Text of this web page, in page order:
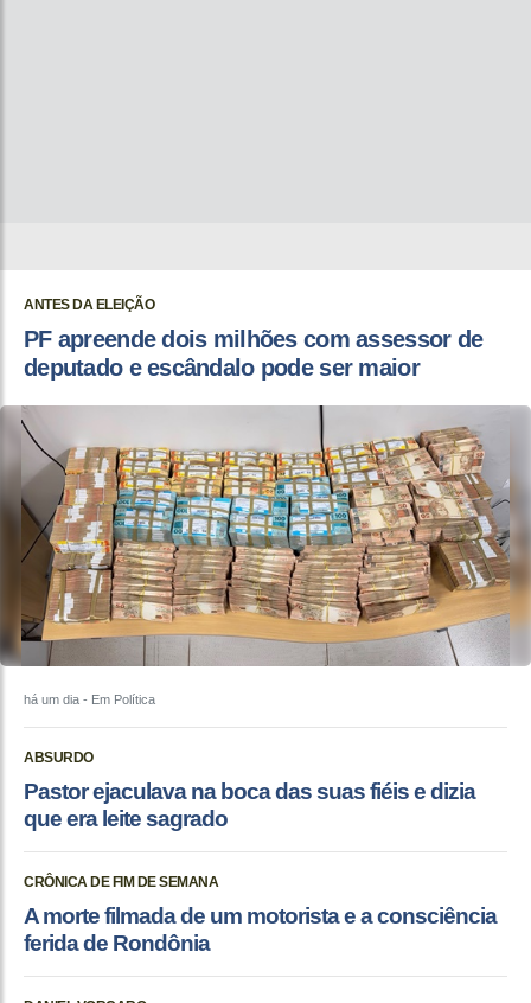
ANTES DA ELEIÇÃO
PF apreende dois milhões com assessor de
deputado e escândalo pode ser maior
há um dia - Em Política
ABSURDO
Pastor ejaculava na boca das suas fiéis e dizia
que era leite sagrado
CRÔNICA DE FIM DE SEMANA
A morte filmada de um motorista e a consciência
ferida de Rondônia